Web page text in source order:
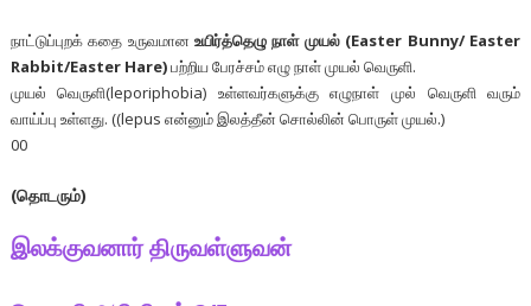
நாட்டுப்புறக் கதை உருவமானஉயிர்த்தெழு நாள் முயல் (Easter Bunny/ Easter
Rabbit/Easter Hare)பற்றிய பேரச்சம் எழு நாள் முயல் வெருளி.
முயல் வெருளி(leporiphobia) உள்ளவர்களுக்கு எழுநாள் முல் வெருளி வரும்
வாய்ப்பு உள்ளது. ((lepus என்னும் இலத்தீன் சொல்லின் பொருள் முயல்.)
00
(தொடரும்)
இலக்குவனார் திருவள்ளுவன்